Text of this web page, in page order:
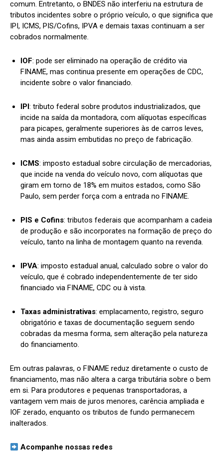
comum. Entretanto, o BNDES não interferiu na estrutura de
tributos incidentes sobre o próprio veículo, o que significa que
IPI, ICMS, PIS/Cofins, IPVA e demais taxas continuam a ser
cobrados normalmente.
IOF: pode ser eliminado na operação de crédito via
FINAME, mas continua presente em operações de CDC,
incidente sobre o valor financiado.
IPI: tributo federal sobre produtos industrializados, que
incide na saída da montadora, com alíquotas específicas
para picapes, geralmente superiores às de carros leves,
mas ainda assim embutidas no preço de fabricação.
ICMS: imposto estadual sobre circulação de mercadorias,
que incide na venda do veículo novo, com alíquotas que
giram em torno de 18% em muitos estados, como São
Paulo, sem perder força com a entrada no FINAME.
PIS e Cofins: tributos federais que acompanham a cadeia
de produção e são incorporates na formação de preço do
veículo, tanto na linha de montagem quanto na revenda.
IPVA: imposto estadual anual, calculado sobre o valor do
veículo, que é cobrado independentemente de ter sido
financiado via FINAME, CDC ou à vista.
Taxas administrativas: emplacamento, registro, seguro
obrigatório e taxas de documentação seguem sendo
cobradas da mesma forma, sem alteração pela natureza
do financiamento.
Em outras palavras, o FINAME reduz diretamente o custo de
financiamento, mas não altera a carga tributária sobre o bem
em si. Para produtores e pequenas transportadoras, a
vantagem vem mais de juros menores, carência ampliada e
IOF zerado, enquanto os tributos de fundo permanecem
inalterados.
Acompanhe nossas redes